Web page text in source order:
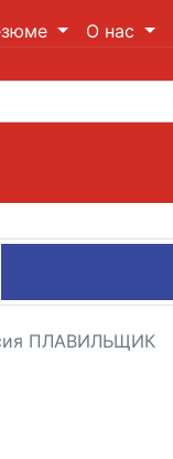
О нас
ПЛАВИЛЬЩИК